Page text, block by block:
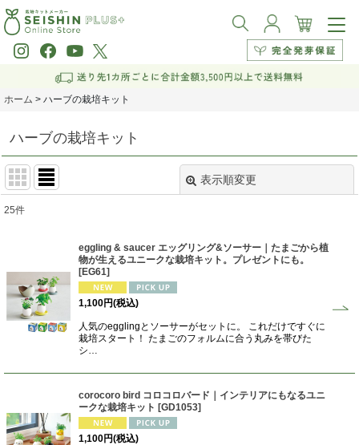
ホーム > ハーブの栽培キット
ハーブの栽培キット
表示順変更
表示数:
並び順
25件
eggling & saucer エッグリング&ソーサー｜たまごから植
物が生えるユニークな栽培キット。プレゼントにも。
[EG61]
1,100円(税込)
人気のegglingとソーサーがセットに。 これだけですぐに
栽培スタート！ たまごのフォルムに合う丸みを帯びた
シ…
corocoro bird コロコロバード｜インテリアにもなるユニ
ークな栽培キット [GD1053]
1,100円(税込)